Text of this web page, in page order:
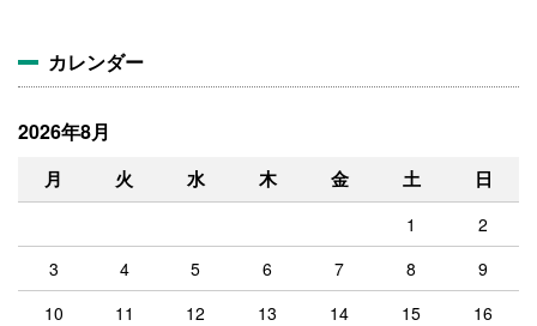
カレンダー
2026年8月
月 火 水 木 金 土 日
1
2
3
4 5 6 7 8
9
10
11 12 13 14 15
16